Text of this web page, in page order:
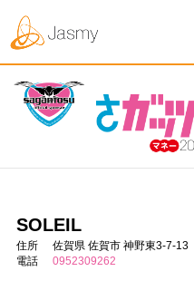
SOLEIL
住所
佐賀県 佐賀市 神野東3-7-13
電話
0952309262